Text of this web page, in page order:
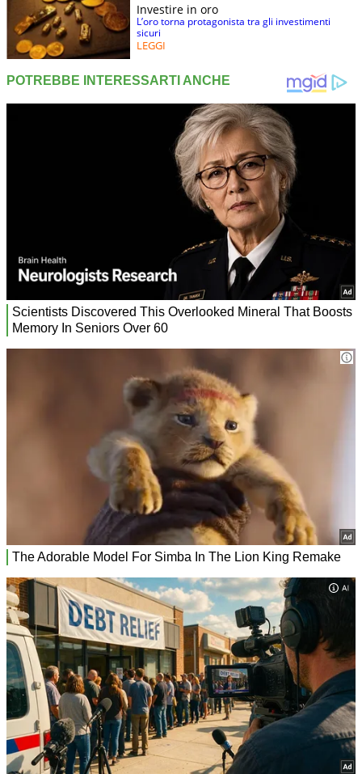
Investire in oro
L’oro torna protagonista tra gli investimenti
sicuri
LEGGI